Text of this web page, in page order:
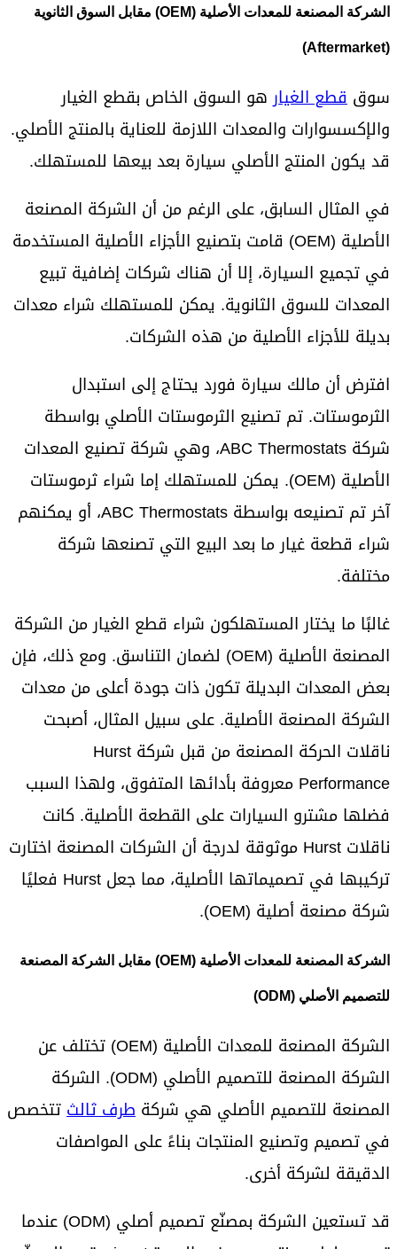
الشركة المصنعة للمعدات الأصلية (OEM) مقابل السوق الثانوية
(Aftermarket)
سوق قطع الغيارهو السوق الخاص بقطع الغيار
والإكسسوارات والمعدات اللازمة للعناية بالمنتج الأصلي.
قد يكون المنتج الأصلي سيارة بعد بيعها للمستهلك.
في المثال السابق، على الرغم من أن الشركة المصنعة
الأصلية (OEM) قامت بتصنيع الأجزاء الأصلية المستخدمة
في تجميع السيارة، إلا أن هناك شركات إضافية تبيع
المعدات للسوق الثانوية. يمكن للمستهلك شراء معدات
بديلة للأجزاء الأصلية من هذه الشركات.
افترض أن مالك سيارة فورد يحتاج إلى استبدال
الثرموستات. تم تصنيع الثرموستات الأصلي بواسطة
شركة ABC Thermostats، وهي شركة تصنيع المعدات
الأصلية (OEM). يمكن للمستهلك إما شراء ثرموستات
آخر تم تصنيعه بواسطة ABC Thermostats، أو يمكنهم
شراء قطعة غيار ما بعد البيع التي تصنعها شركة
مختلفة.
غالبًا ما يختار المستهلكون شراء قطع الغيار من الشركة
المصنعة الأصلية (OEM) لضمان التناسق. ومع ذلك، فإن
بعض المعدات البديلة تكون ذات جودة أعلى من معدات
الشركة المصنعة الأصلية. على سبيل المثال، أصبحت
ناقلات الحركة المصنعة من قبل شركة Hurst
Performance معروفة بأدائها المتفوق، ولهذا السبب
فضلها مشترو السيارات على القطعة الأصلية. كانت
ناقلات Hurst موثوقة لدرجة أن الشركات المصنعة اختارت
تركيبها في تصميماتها الأصلية، مما جعل Hurst فعليًا
شركة مصنعة أصلية (OEM).
الشركة المصنعة للمعدات الأصلية (OEM) مقابل الشركة المصنعة
للتصميم الأصلي (ODM)
الشركة المصنعة للمعدات الأصلية (OEM) تختلف عن
الشركة المصنعة للتصميم الأصلي (ODM). الشركة
المصنعة للتصميم الأصلي هي شركة طرف ثالثتتخصص
في تصميم وتصنيع المنتجات بناءً على المواصفات
الدقيقة لشركة أخرى.
قد تستعين الشركة بمصنّع تصميم أصلي (ODM) عندما